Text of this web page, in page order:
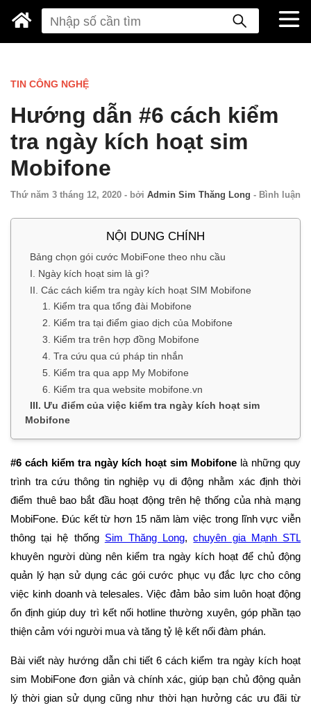
TIN CÔNG NGHỆ
Hướng dẫn #6 cách kiểm
tra ngày kích hoạt sim
Mobifone
Thứ năm 3 tháng 12, 2020 - bởi Admin Sim Thăng Long - Bình luận
NỘI DUNG CHÍNH
Bảng chọn gói cước MobiFone theo nhu cầu
I. Ngày kích hoạt sim là gì?
II. Các cách kiểm tra ngày kích hoạt SIM Mobifone
1. Kiểm tra qua tổng đài Mobifone
2. Kiểm tra tại điểm giao dịch của Mobifone
3. Kiểm tra trên hợp đồng Mobifone
4. Tra cứu qua cú pháp tin nhắn
5. Kiểm tra qua app My Mobifone
6. Kiểm tra qua website mobifone.vn
III. Ưu điểm của việc kiểm tra ngày kích hoạt sim
Mobifone
#6 cách kiểm tra ngày kích hoạt sim Mobifone là những quy
trình tra cứu thông tin nghiệp vụ di động nhằm xác định thời
điểm thuê bao bắt đầu hoạt động trên hệ thống của nhà mạng
MobiFone. Đúc kết từ hơn 15 năm làm việc trong lĩnh vực viễn
thông tại hệ thống Sim Thăng Long,chuyên gia Mạnh STL
khuyên người dùng nên kiểm tra ngày kích hoạt để chủ động
quản lý hạn sử dụng các gói cước phục vụ đắc lực cho công
việc kinh doanh và telesales. Việc đảm bảo sim luôn hoạt động
ổn định giúp duy trì kết nối hotline thường xuyên, góp phần tạo
thiện cảm với người mua và tăng tỷ lệ kết nối đàm phán.
Bài viết này hướng dẫn chi tiết 6 cách kiểm tra ngày kích hoạt
sim MobiFone đơn giản và chính xác, giúp bạn chủ động quản
lý thời gian sử dụng cũng như thời hạn hưởng các ưu đãi từ